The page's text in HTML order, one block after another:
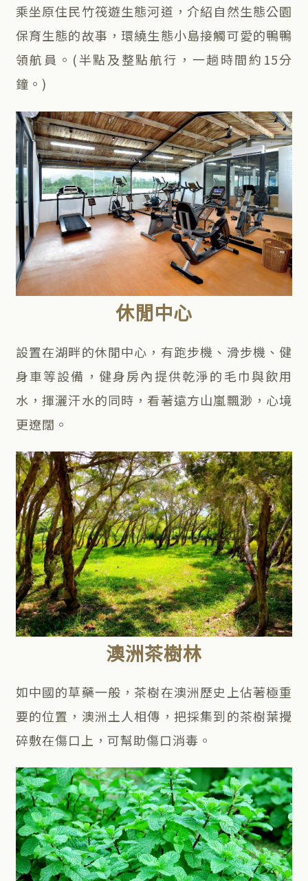
乘坐原住民竹筏遊生態河道，介紹自然生態公園
保育生態的故事，環繞生態小島接觸可愛的鴨鴨
領航員。(半點及整點航行，一趟時間約15分
鐘。)
休閒中心
設置在湖畔的休閒中心，有跑步機、滑步機、健
身車等設備，健身房內提供乾淨的毛巾與飲用
水，揮灑汗水的同時，看著遠方山嵐飄渺，心境
更遼闊。
澳洲茶樹林
如中國的草藥一般，茶樹在澳洲歷史上佔著極重
要的位置，澳洲土人相傳，把採集到的茶樹葉攪
碎敷在傷口上，可幫助傷口消毒。